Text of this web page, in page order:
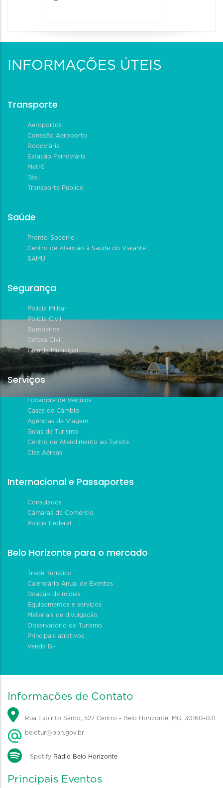
INFORMAÇÕES ÚTEIS
Transporte
Aeroportos
Conexão Aeroporto
Rodoviária
Estação Ferroviária
Metrô
Táxi
Transporte Público
Saúde
Pronto-Socorro
Centro de Atenção à Saúde do Viajante
SAMU
Segurança
Polícia Militar
Polícia Civil
Bombeiros
Defesa Civil
Guarda Municipal
Serviços
Locadora de Veículos
Casas de Câmbio
Agências de Viagem
Guias de Turismo
Centro de Atendimento ao Turista
Cias Aéreas
Internacional e Passaportes
Consulados
Câmaras de Comércio
Polícia Federal
Belo Horizonte para o mercado
Trade Turístico
Calendário Anual de Eventos
Doação de mídias
Equipamentos e serviços
Materiais de divulgação
Observatório do Turismo
Principais atrativos
Venda BH
Informações de Contato
Rua Espírito Santo, 527 Centro - Belo Horizonte, MG, 30160-031
belotur@pbh.gov.br
Spotify Rádio Belo Horizonte
Principais Eventos